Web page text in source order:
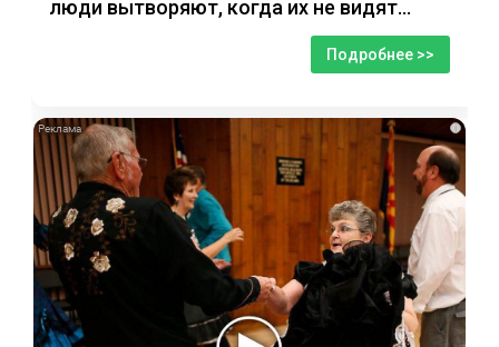
люди вытворяют, когда их не видят...
Подробнее >>
i